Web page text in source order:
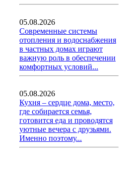
05.08.2026
Современные системы
отопления и водоснабжения
в частных домах играют
важную роль в обеспечении
комфортных условий...
05.08.2026
Кухня – сердце дома, место,
где собирается семья,
готовится еда и проводятся
уютные вечера с друзьями.
Именно поэтому...